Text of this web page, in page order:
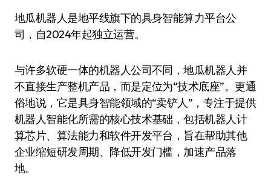
地瓜机器人是地平线旗下的具身智能算力平台公
司，自2024年起独立运营。
与许多软硬一体的机器人公司不同，地瓜机器人并
不直接生产整机产品，而是定位为“技术底座”。更通
俗地说，它是具身智能领域的“卖铲人”，专注于提供
机器人智能化所需的核心技术基础，包括机器人计
算芯片、算法能力和软件开发平台，旨在帮助其他
企业缩短研发周期、降低开发门槛，加速产品落
地。